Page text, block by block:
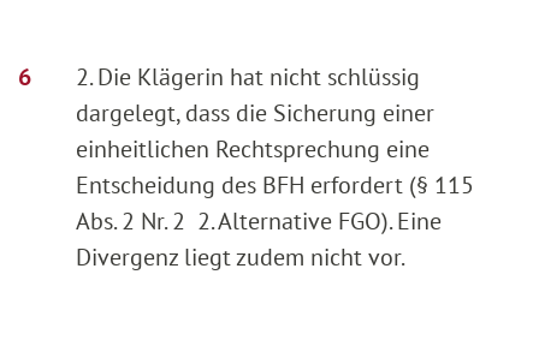
2. Die Klägerin hat nicht schlüssig
dargelegt, dass die Sicherung einer
einheitlichen Rechtsprechung eine
Entscheidung des BFH erfordert (§ 115
Abs. 2 Nr. 2 2. Alternative FGO). Eine
Divergenz liegt zudem nicht vor.